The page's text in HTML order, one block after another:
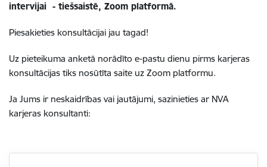
intervijai - tiešsaistē, Zoom platformā.
Piesakieties konsultācijai jau tagad!
Uz pieteikuma anketā norādīto e-pastu dienu pirms karjeras
konsultācijas tiks nosūtīta saite uz Zoom platformu.
Ja Jums ir neskaidrības vai jautājumi, sazinieties ar NVA
karjeras konsultanti: